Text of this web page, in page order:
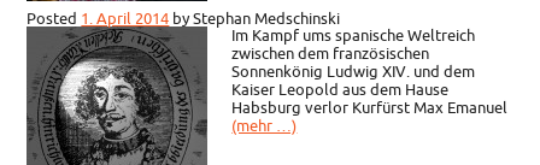
Posted 1. April 2014 byStephan Medschinski
Im Kampf ums spanische Weltreich
zwischen dem französischen
Sonnenkönig Ludwig XIV. und dem
Kaiser Leopold aus dem Hause
Habsburg verlor Kurfürst Max Emanuel
(mehr …)